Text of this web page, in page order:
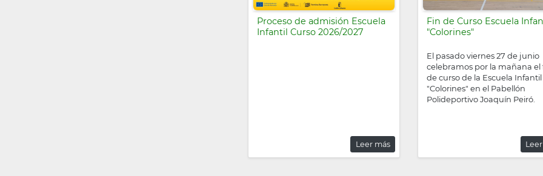
Proceso de admisión Escuela
Infantil Curso 2026/2027
Leer más
Fin de Curso Escuela
"Colorines"
El pasado viernes 27 de junio
celebramos por la mañana el
de curso de la Escuela Infantil
"Colorines" en el Pabellón
Polideportivo Joaquín Peiró.